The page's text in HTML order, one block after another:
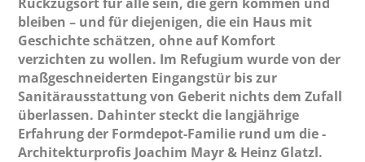
bleiben – und für diejenigen, die ein Haus mit
Geschichte schätzen, ohne auf Komfort
verzichten zu wollen. Im Refugium wurde von der
maßgeschneiderten Eingangstür bis zur
Sanitärausstattung von Geberit nichts dem Zufall
überlassen. Dahinter steckt die langjährige
Erfahrung der Formdepot-Familie rund um die ­
Architekturprofis Joachim Mayr & Heinz Glatzl.